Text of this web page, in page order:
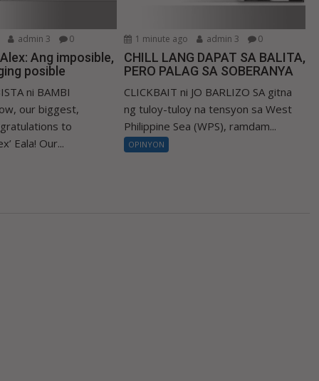
admin 3 0
Ang imposible,
posible
ni BAMBI
our biggest,
to
Eala! Our...
1 minute ago admin 3 0
CHILL LANG DAPAT SA BALITA,
PERO PALAG SA SOBERANYA
CLICKBAIT ni JO BARLIZO SA gitna
ng tuloy-tuloy na tensyon sa West
Philippine Sea (WPS), ramdam...
OPINYON